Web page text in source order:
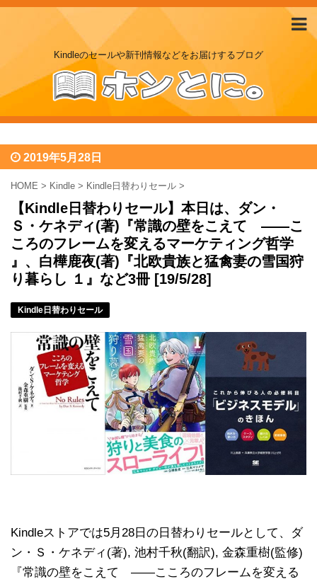
Kindleのセールや新刊情報などをお届けするブログ
2019年5月28日
HOME > Kindle > Kindle日替わりセール >
【Kindle日替わりセール】本日は、ダン・
Ｓ・ケネディ(著)『常識の壁をこえて ――こ
ころのフレームを変えるマーケティング哲学
』、白樺鹿夜(著)『北欧貴族と猛禽妻の雪国狩
り暮らし １』など3冊 [19/5/28]
Kindle日替わりセール
Kindleストアでは5月28日の日替わりセールとして、ダ
ン・Ｓ・ケネディ(著), 池村千秋(翻訳), 金森重樹(監修)
『常識の壁をこえて ――こころのフレームを変える